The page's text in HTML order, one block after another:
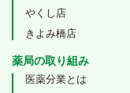
やくし店
きよみ橋店
薬局の取り組み
医薬分業とは